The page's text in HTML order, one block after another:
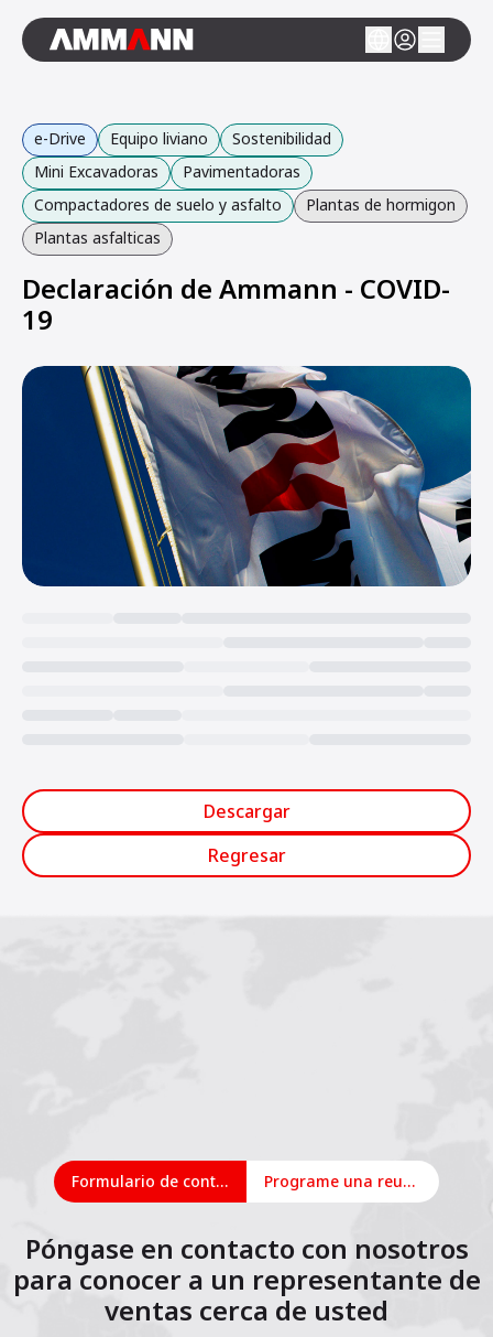
e-Drive Equipo liviano
Sostenibilidad
Mini Excavadoras
Pavimentadoras
Compactadores de suelo y asfalto
Plantas de hormigon
Plantas asfalticas
Declaración de Ammann - COVID-
19
Descargar
Regresar
Formulario de contacto Programe una reunión en línea
Póngase en contacto con nosotros
para conocer a un representante de
ventas cerca de usted